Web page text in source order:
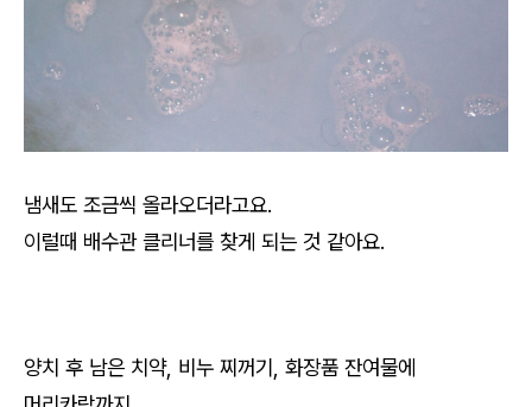
냄새도 조금씩 올라오더라고요.
이럴때 배수관 클리너를 찾게 되는 것 같아요.
양치 후 남은 치약, 비누 찌꺼기, 화장품 잔여물에